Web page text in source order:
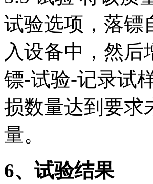
试验选项，落镖
入设备中，然
镖-试验-记录试
损数量达到要求
量。
6、试验结果